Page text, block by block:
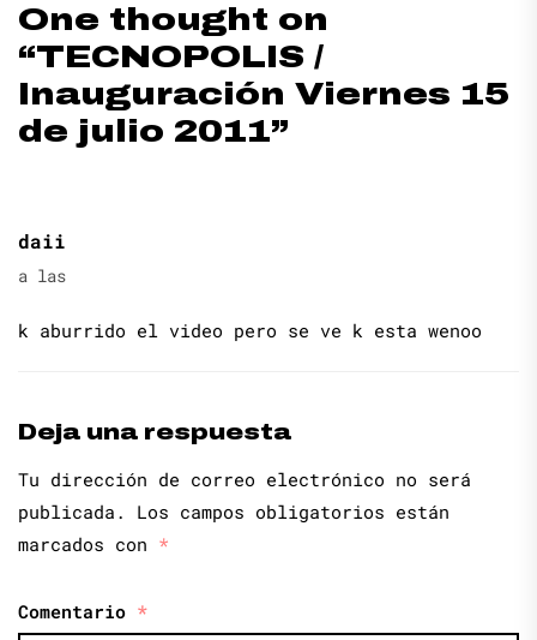
One thought on
“TECNOPOLIS /
Inauguración Viernes 15
de julio 2011”
daii
a las
k aburrido el video pero se ve k esta wenoo
Deja una respuesta
Tu dirección de correo electrónico no será
publicada.
Los campos obligatorios están
marcados con *
Comentario *